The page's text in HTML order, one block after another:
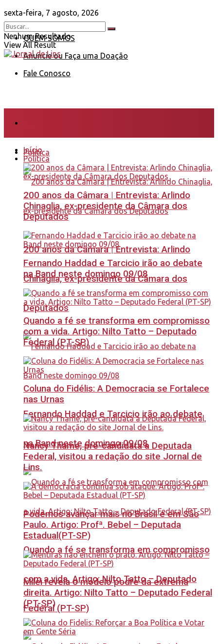
sexta-feira, 7 agosto, 2026
QUEM SOMOS
Anuncie ou Faça uma Doação
Fale Conosco
Nenhum Resultado
View All Result
Política
200 anos da Câmara | Entrevista: Arlindo
Chinaglia, ex-presidente da Câmara dos
Deputados
Fernando Haddad e Tarcicio irão ao debate
na Band neste domingo 09/08
Quando a fé se transforma em compromisso
com a vida. Artigo: Nilto Tatto – Deputado
Federal (PT-SP)
Início
Política
200 anos da Câmara | Entrevista: Arlindo
Chinaglia, ex-presidente da Câmara dos
Deputados
Fernando Haddad e Tarcicio irão ao debate
na Band neste domingo 09/08
Quando a fé se transforma em compromisso
com a vida. Artigo: Nilto Tatto – Deputado
Federal (PT-SP)
Coluna do Fidélis: A Democracia se Fortalece
nas Urnas
Nancy Thame, pré-candidata a Deputada
Federal, visitou a redação do site Jornal de
Lins.
Podemos avançar mais no Brasil e em São
Paulo. Artigo: Profª. Bebel – Deputada
Estadual(PT-SP)
Milei revela o modelo podre da extrema
direita. Artigo: Nilto Tatto – Deputado Federal
(PT-SP)